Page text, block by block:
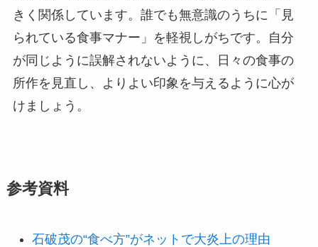
きく関係しています。誰でも無意識のうちに「見
られている食事マナー」を軽視しがちです。自分
が同じように誤解されないように、日々の食事の
所作を見直し、よりよい印象を与えるように心が
けましょう。
参考資料
石破茂の“食べ方”がネットで大炎上の理由